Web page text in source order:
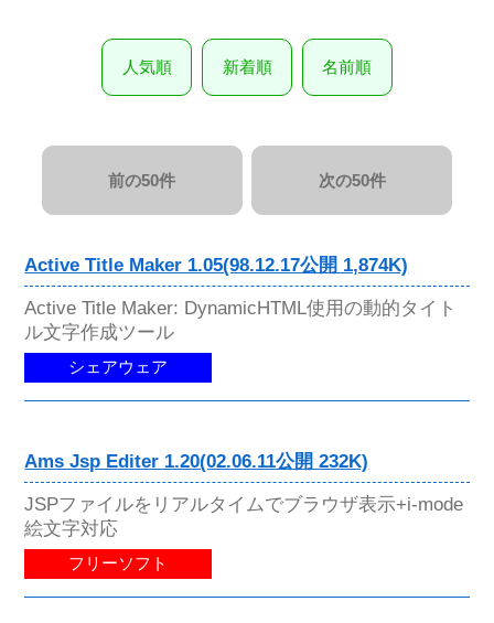
人気順 新着順 名前順
前の50件 次の50件
Active Title Maker 1.05(98.12.17公開 1,874K)
Active Title Maker: DynamicHTML使用の動的タイト
ル文字作成ツール
シェアウェア
Ams Jsp Editer 1.20(02.06.11公開 232K)
JSPファイルをリアルタイムでブラウザ表示+i-mode
絵文字対応
フリーソフト